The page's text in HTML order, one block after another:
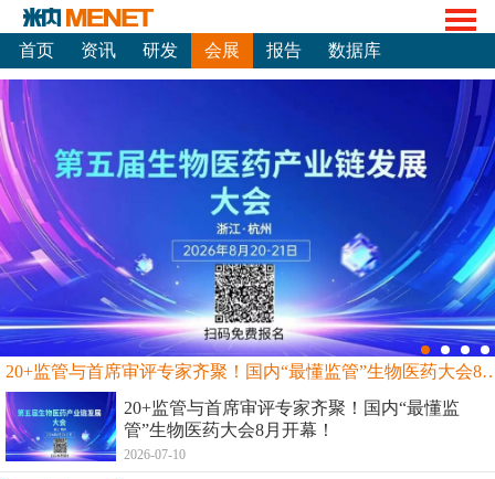
首页 资讯 研发 会展 报告 数据库
20+监管与首席审评专家齐聚！国内“最
20+监管与首席审评专家齐聚！国内“最懂监
管”生物医药大会8月开幕！
2026-07-10